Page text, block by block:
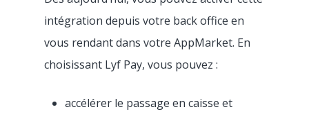
intégration depuis votre back office en
vous rendant dans votre AppMarket. En
choisissant Lyf Pay, vous pouvez :
accélérer le passage en caisse et